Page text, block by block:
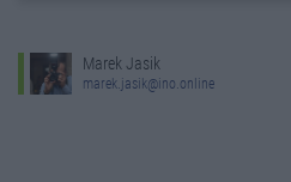
Marek Jasik
marek.jasik@ino.online